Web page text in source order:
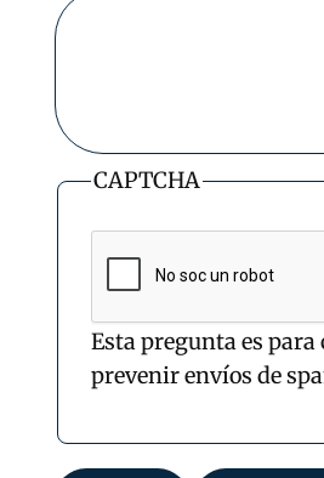
CAPTCHA
Esta pregunta es
prevenir envíos de